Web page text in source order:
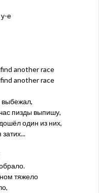
е
another race
another race
выбежал,
пизды выпишу,
один из них,
тяжело